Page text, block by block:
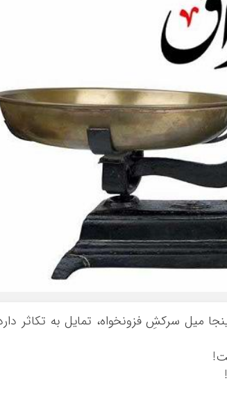
*چندرسانه‌ای
گالری
اینفوگرافی
عکس
صوت و فیلم
ایلام
تهران
میل سرکشِ فزونخواه، تمایل به تکاثر